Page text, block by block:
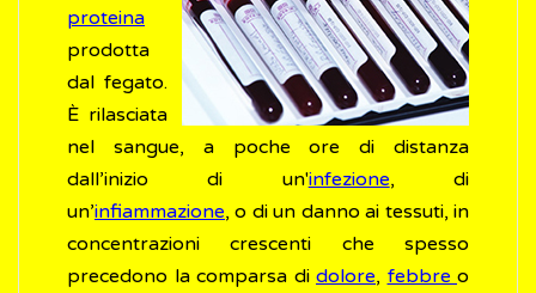
proteina
prodotta
dal fegato.
È rilasciata
nel sangue, a poche ore di distanza
dall’inizio di un'infezione, di
un’infiammazione, o di un danno ai tessuti, in
concentrazioni crescenti che spesso
precedono la comparsa di dolore, febbre o